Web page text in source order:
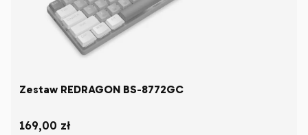
Zestaw REDRAGON BS-8772GC
Cena
169,00 zł